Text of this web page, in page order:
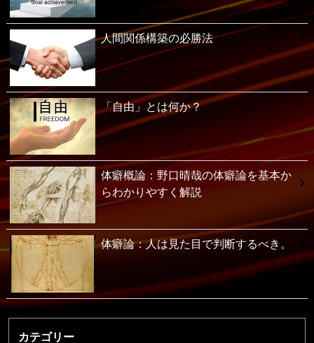
人間関係構築の必勝法
「自由」とは何か？
体癖概論：野口晴哉の体癖論を基本か
らわかりやすく解説
体癖論：人は見た目で判断するべき。
カテゴリー